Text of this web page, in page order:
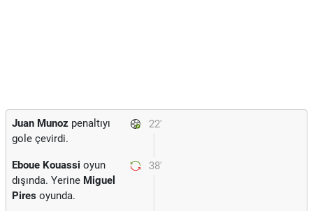
22'
Juan Munoz penaltıyı
gole çevirdi.
38'
Eboue Kouassi oyun
dışında. Yerine Miguel
Pires oyunda.